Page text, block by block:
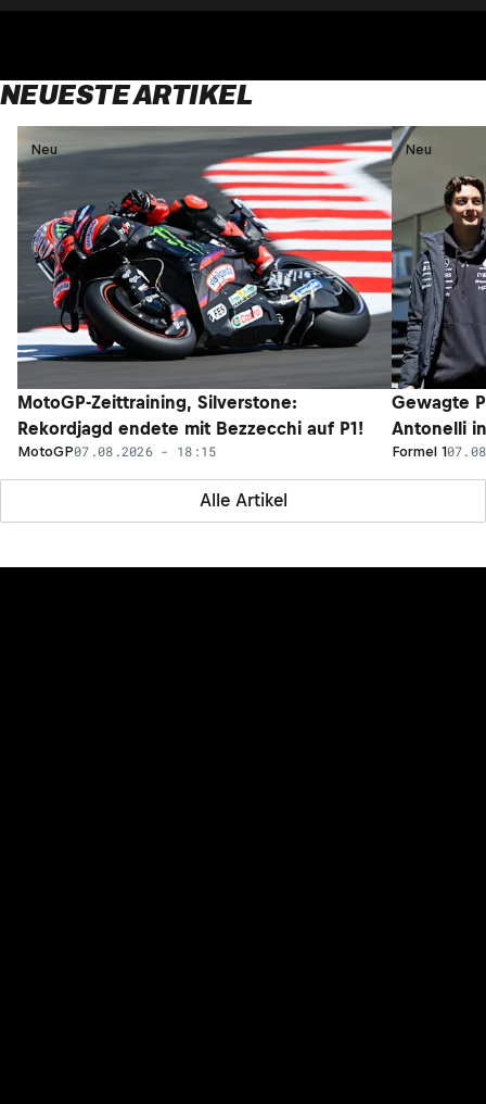
NEUESTE ARTIKEL
Alle Artikel
Neu
MotoGP-Zeittraining, Silverstone:
Rekordjagd endete mit Bezzecchi auf P1!
MotoGP07.08.2026 - 18:15
Neu
Gewagte
Antonelli
Formel 1